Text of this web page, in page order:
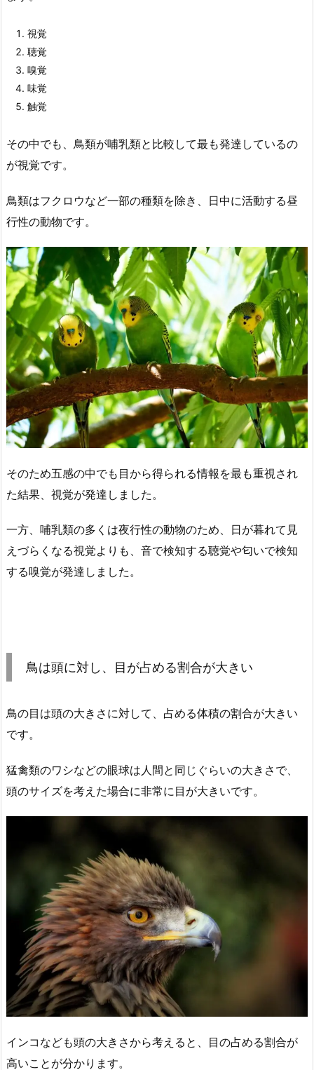
視覚
聴覚
嗅覚
味覚
触覚
その中でも、鳥類が哺乳類と比較して最も発達しているの
が視覚です。
鳥類はフクロウなど一部の種類を除き、日中に活動する昼
行性の動物です。
そのため五感の中でも目から得られる情報を最も重視され
た結果、視覚が発達しました。
一方、哺乳類の多くは夜行性の動物のため、日が暮れて見
えづらくなる視覚よりも、音で検知する聴覚や匂いで検知
する嗅覚が発達しました。
鳥は頭に対し、目が占める割合が大きい
鳥の目は頭の大きさに対して、占める体積の割合が大きい
です。
猛禽類のワシなどの眼球は人間と同じぐらいの大きさで、
頭のサイズを考えた場合に非常に目が大きいです。
インコなども頭の大きさから考えると、目の占める割合が
高いことが分かります。